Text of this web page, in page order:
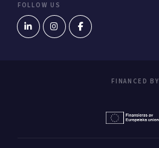
FOLLOW US
FINANCED BY